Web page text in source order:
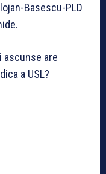
Basescu-PLD
ascunse are
a USL?